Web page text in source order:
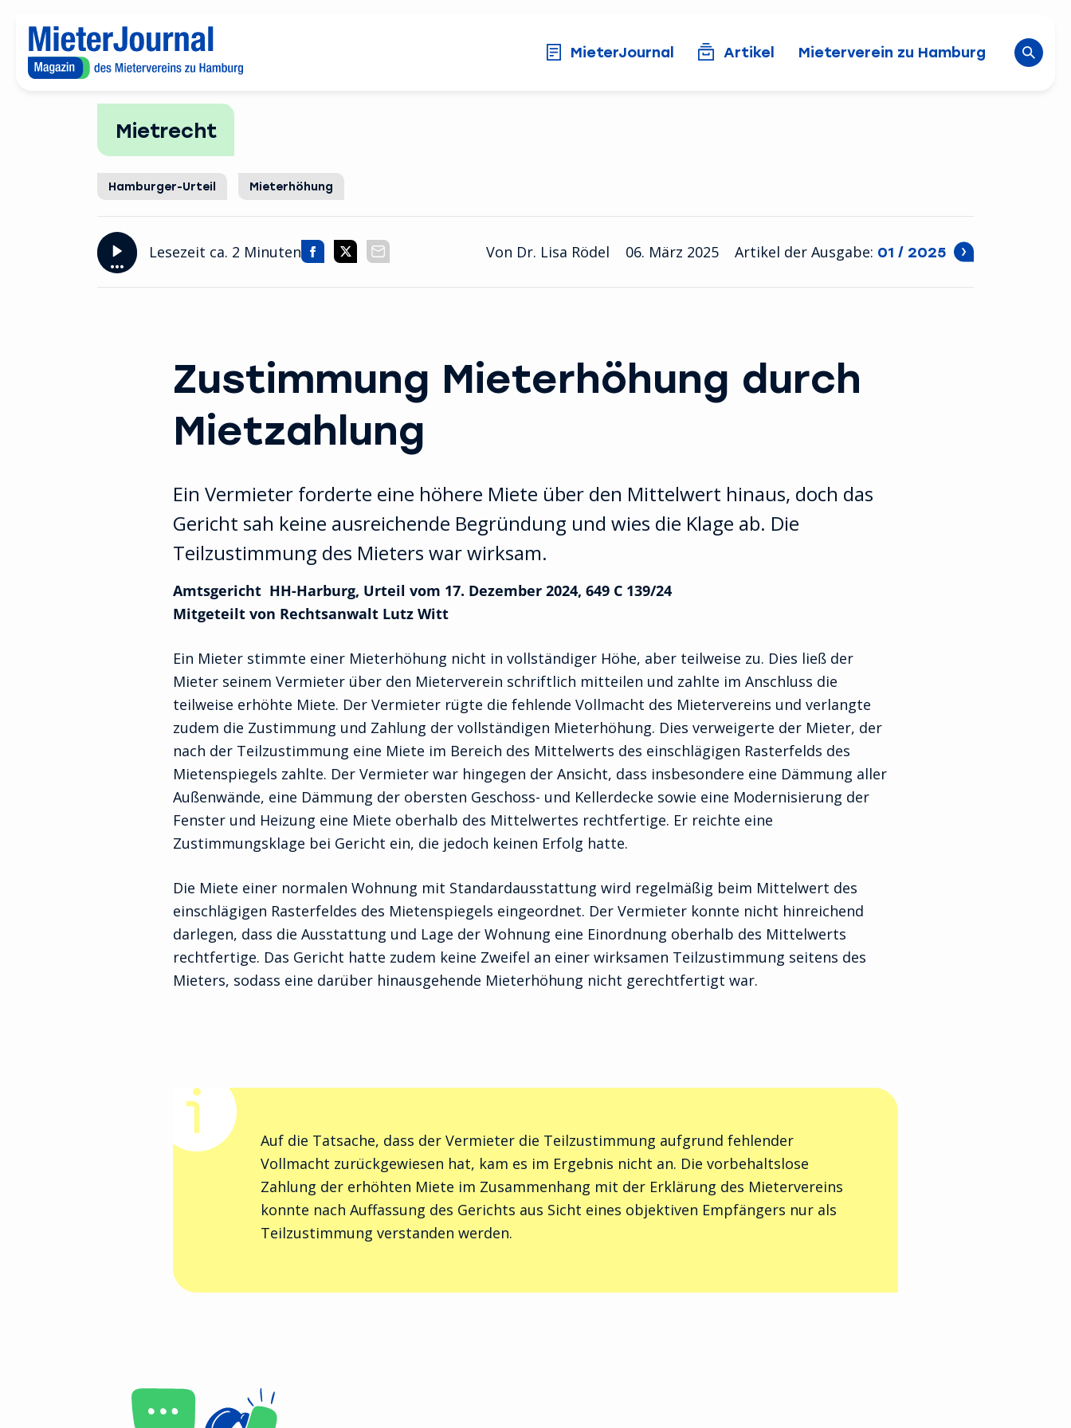
MieterJournal Artikel Mieterverein zu Hamburg
Mietrecht
Hamburger-Urteil Mieterhöhung
Lesezeit ca. 2 Minuten Von Dr. Lisa Rödel 06. März 2025 Artikel der Ausgabe: 01 / 2025
Zustimmung Mieterhöhung durch
Mietzahlung
Ein Vermieter forderte eine höhere Miete über den Mittelwert hinaus, doch das
Gericht sah keine ausreichende Begründung und wies die Klage ab. Die
Teilzustimmung des Mieters war wirksam.
Amtsgericht HH-Harburg, Urteil vom 17. Dezember 2024, 649 C 139/24
Mitgeteilt von Rechtsanwalt Lutz Witt
Ein Mieter stimmte einer Mieterhöhung nicht in vollständiger Höhe, aber teilweise zu. Dies ließ der
Mieter seinem Vermieter über den Mieterverein schriftlich mitteilen und zahlte im Anschluss die
teilweise erhöhte Miete. Der Vermieter rügte die fehlende Vollmacht des Mietervereins und verlangte
zudem die Zustimmung und Zahlung der vollständigen Mieterhöhung. Dies verweigerte der Mieter, der
nach der Teilzustimmung eine Miete im Bereich des Mittelwerts des einschlägigen Rasterfelds des
Mietenspiegels zahlte. Der Vermieter war hingegen der Ansicht, dass insbesondere eine Dämmung aller
Außenwände, eine Dämmung der obersten Geschoss- und Kellerdecke sowie eine Modernisierung der
Fenster und Heizung eine Miete oberhalb des Mittelwertes rechtfertige. Er reichte eine
Zustimmungsklage bei Gericht ein, die jedoch keinen Erfolg hatte.
Die Miete einer normalen Wohnung mit Standardausstattung wird regelmäßig beim Mittelwert des
einschlägigen Rasterfeldes des Mietenspiegels eingeordnet. Der Vermieter konnte nicht hinreichend
darlegen, dass die Ausstattung und Lage der Wohnung eine Einordnung oberhalb des Mittelwerts
rechtfertige. Das Gericht hatte zudem keine Zweifel an einer wirksamen Teilzustimmung seitens des
Mieters, sodass eine darüber hinausgehende Mieterhöhung nicht gerechtfertigt war.
Auf die Tatsache, dass der Vermieter die Teilzustimmung aufgrund fehlender
Vollmacht zurückgewiesen hat, kam es im Ergebnis nicht an. Die vorbehaltslose
Zahlung der erhöhten Miete im Zusammenhang mit der Erklärung des Mietervereins
konnte nach Auffassung des Gerichts aus Sicht eines objektiven Empfängers nur als
Teilzustimmung verstanden werden.